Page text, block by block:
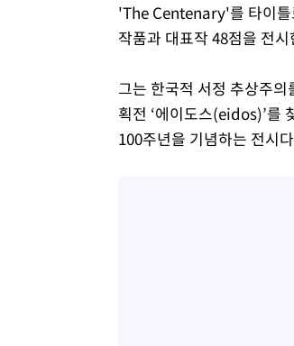
'The Centenary'를 타이틀
작품과 대표작 48점을 전시
그는 한국적 서정 추상주
획전 ‘에이도스(eidos)’를
100주년을 기념하는 전시